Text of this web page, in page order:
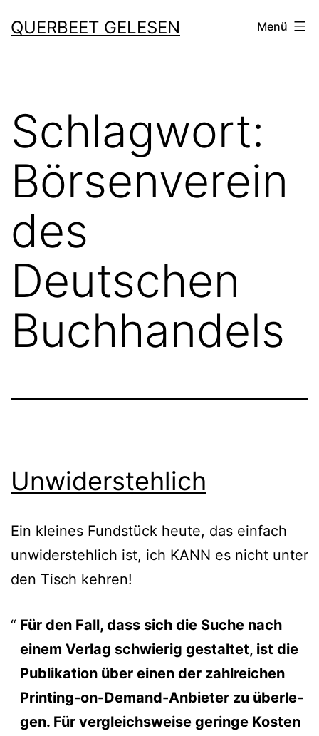
Inhalt
QUERBEET GELESEN Menü
Schlagwort:
Börsenverein
des
Deutschen
Buchhandels
Unwiderstehlich
Ein klei­nes Fundstück heu­te, das ein­fach
unwi­der­steh­lich ist, ich KANN es nicht unter
den Tisch kehren!
Für den Fall, dass sich die Suche nach
einem Verlag schwie­rig gestal­tet, ist die
Publikation über einen der zahl­rei­chen
Printing-on-Demand-Anbieter zu über­le­
gen. Für ver­gleichs­wei­se gerin­ge Kosten